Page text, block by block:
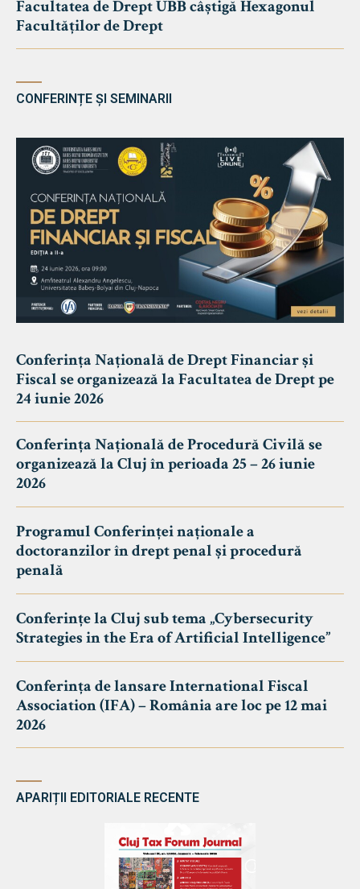
Facultatea de Drept UBB câștigă Hexagonul
Facultăților de Drept
CONFERINȚE ȘI SEMINARII
Conferința Națională de Drept Financiar și
Fiscal se organizează la Facultatea de Drept pe
24 iunie 2026
Conferința Națională de Procedură Civilă se
organizează la Cluj în perioada 25 – 26 iunie
2026
Programul Conferinței naționale a
doctoranzilor în drept penal și procedură
penală
Conferințe la Cluj sub tema „Cybersecurity
Strategies in the Era of Artificial Intelligence”
Conferința de lansare International Fiscal
Association (IFA) – România are loc pe 12 mai
2026
APARIȚII EDITORIALE RECENTE